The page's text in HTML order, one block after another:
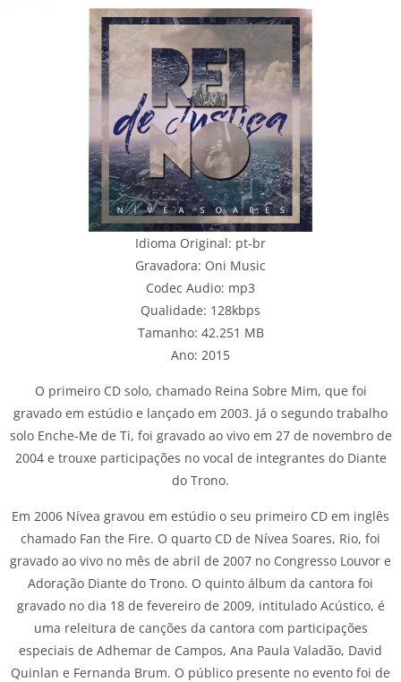
Idioma Original: pt-br
Gravadora: Oni Music
Codec Audio: mp3
Qualidade: 128kbps
Tamanho: 42.251 MB
Ano: 2015
O primeiro CD solo, chamado Reina Sobre Mim, que foi
gravado em estúdio e lançado em 2003. Já o segundo trabalho
solo Enche-Me de Ti, foi gravado ao vivo em 27 de novembro de
2004 e trouxe participações no vocal de integrantes do Diante
do Trono.
Em 2006 Nívea gravou em estúdio o seu primeiro CD em inglês
chamado Fan the Fire. O quarto CD de Nívea Soares, Rio, foi
gravado ao vivo no mês de abril de 2007 no Congresso Louvor e
Adoração Diante do Trono. O quinto álbum da cantora foi
gravado no dia 18 de fevereiro de 2009, intitulado Acústico, é
uma releitura de canções da cantora com participações
especiais de Adhemar de Campos, Ana Paula Valadão, David
Quinlan e Fernanda Brum. O público presente no evento foi de